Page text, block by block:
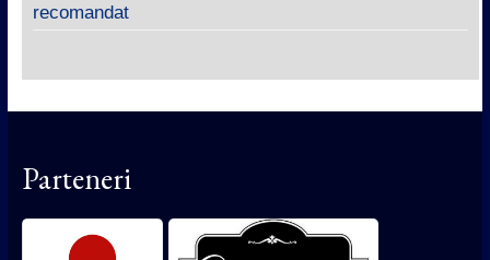
recomandat
Parteneri